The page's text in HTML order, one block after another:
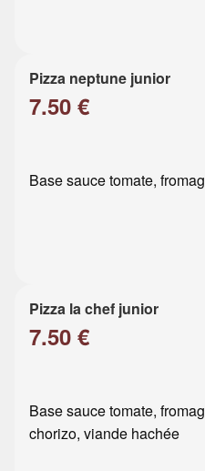
Pizza neptune junior
7.50 €
Base sauce tomate,
Pizza la chef junior
7.50 €
Base sauce tomate,
chorizo, viande hachée